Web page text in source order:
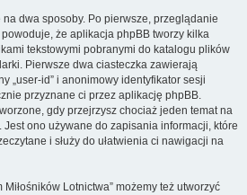
dwa sposoby. Po pierwsze, przeglądanie
powoduje, że aplikacja phpBB tworzy kilka
tekstowymi pobranymi do katalogu plików
Pierwsze dwa ciasteczka zawierają
„user-id” i anonimowy identyfikator sesji
przyznane ci przez aplikację phpBB.
gdy przejrzysz chociaż jeden temat na
Jest ono używane do zapisania informacji, które
i służy do ułatwienia ci nawigacji na
Lotnictwa” możemy też utworzyć